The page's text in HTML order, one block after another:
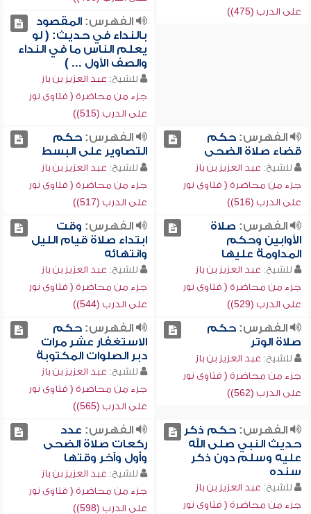
على الدرب (475))
الفهرس:المقصود
بالنداء في حديث: ( لو
يعلم الناس ما في النداء
والصف الأول ... )
للشيخ: عبد العزيز بن باز
جزء من محاضرة ( فتاوى نور
على الدرب (515))
الفهرس:حكم
قضاء صلاة الضحى
للشيخ: عبد العزيز بن باز
جزء من محاضرة ( فتاوى نور
على الدرب (516))
الفهرس:حكم
التصاوير على البسط
للشيخ: عبد العزيز بن باز
جزء من محاضرة ( فتاوى نور
على الدرب (517))
الفهرس: صلاة
الأوابين وحكم
المداومة عليها
للشيخ: عبد العزيز بن باز
جزء من محاضرة ( فتاوى نور
على الدرب (529))
الفهرس: وقت
ابتداء صلاة قيام الليل
وانتهائه
للشيخ: عبد العزيز بن باز
جزء من محاضرة ( فتاوى نور
على الدرب (544))
الفهرس:حكم
صلاة الوتر
للشيخ: عبد العزيز بن باز
جزء من محاضرة ( فتاوى نور
على الدرب (562))
الفهرس:حكم
الاستغفار عشر مرات
دبر الصلوات المكتوبة
للشيخ: عبد العزيز بن باز
جزء من محاضرة ( فتاوى نور
على الدرب (565))
الفهرس:حكم ذكر
حديث النبي صلى الله
عليه وسلم دون ذكر
سنده
للشيخ: عبد العزيز بن باز
جزء من محاضرة ( فتاوى نور
الفهرس: عدد
ركعات صلاة الضحى
وأول وآخر وقتها
للشيخ: عبد العزيز بن باز
جزء من محاضرة ( فتاوى نور
على الدرب (598))